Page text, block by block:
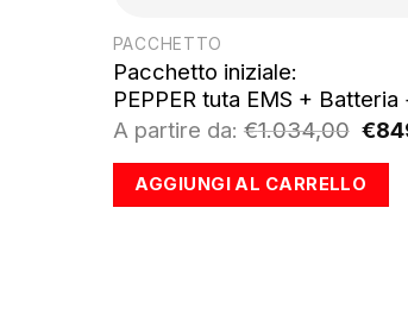
PACCHETTO
Pacchetto iniziale:
PEPPER tuta EMS + Batteria
A partire da: €1.034,00 Il
era:
€
AGGIUNGI AL CARRELLO